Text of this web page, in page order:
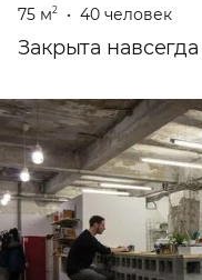
75 м2 • 40 человек
Закрыта навсегда